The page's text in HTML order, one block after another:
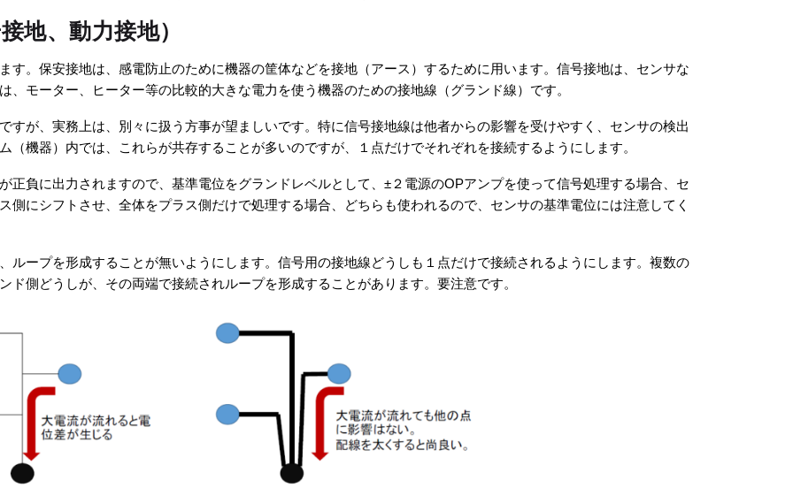
地、動力接地）
す。保安接地は、感電防止のために機器の筐体などを接地（アース）するために用います。信号接地は、センサな
、モーター、ヒーター等の比較的大きな電力を使う機器のための接地線（グランド線）です。
すが、実務上は、別々に扱う方事が望ましいです。特に信号接地線は他者からの影響を受けやすく、センサの検出
（機器）内では、これらが共存することが多いのですが、１点だけでそれぞれを接続するようにします。
正負に出力されますので、基準電位をグランドレベルとして、±２電源のOPアンプを使って信号処理する場合、セ
側にシフトさせ、全体をプラス側だけで処理する場合、どちらも使われるので、センサの基準電位には注意してく
ループを形成することが無いようにします。信号用の接地線どうしも１点だけで接続されるようにします。複数の
側どうしが、その両端で接続されループを形成することがあります。要注意です。